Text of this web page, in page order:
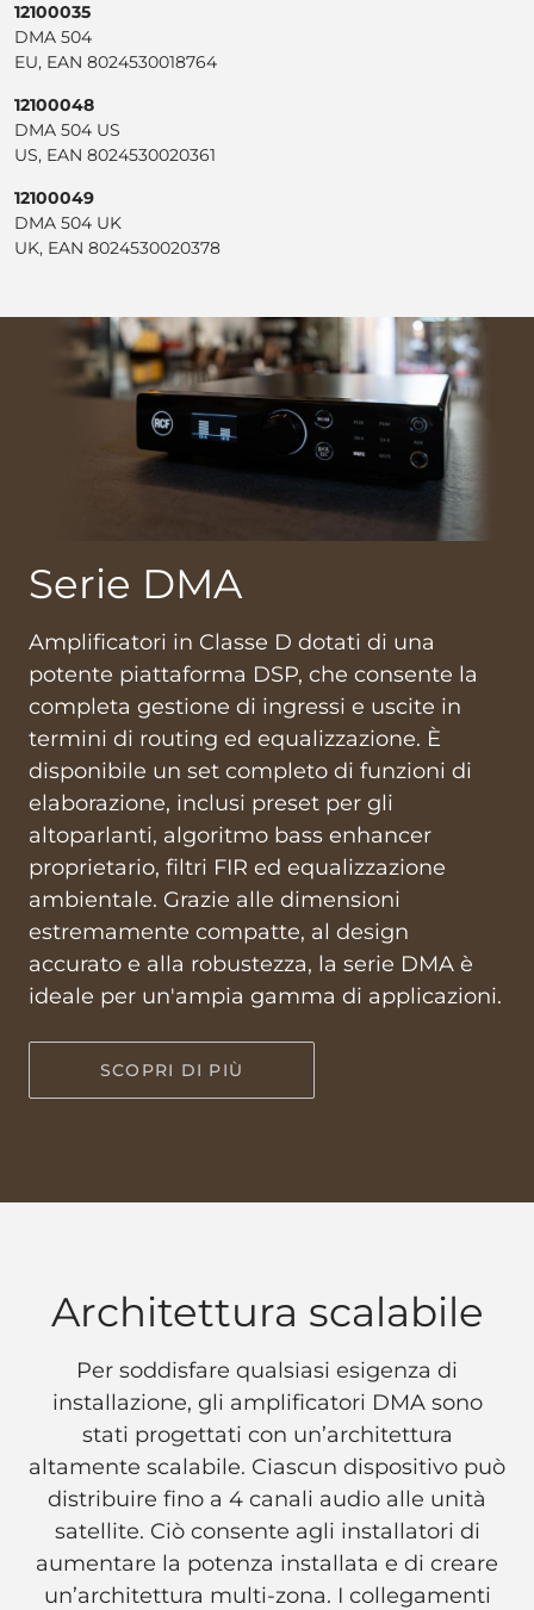
12100035
DMA 504
EU, EAN 8024530018764
12100048
DMA 504 US
US, EAN 8024530020361
12100049
DMA 504 UK
UK, EAN 8024530020378
Serie DMA
Amplificatori in Classe D dotati di una
potente piattaforma DSP, che consente la
completa gestione di ingressi e uscite in
termini di routing ed equalizzazione. È
disponibile un set completo di funzioni di
elaborazione, inclusi preset per gli
altoparlanti, algoritmo bass enhancer
proprietario, filtri FIR ed equalizzazione
ambientale. Grazie alle dimensioni
estremamente compatte, al design
accurato e alla robustezza, la serie DMA è
ideale per un'ampia gamma di applicazioni.
SCOPRI DI PIÙ
Architettura scalabile
Per soddisfare qualsiasi esigenza di
installazione, gli amplificatori DMA sono
stati progettati con un’architettura
altamente scalabile. Ciascun dispositivo può
distribuire fino a 4 canali audio alle unità
satellite. Ciò consente agli installatori di
aumentare la potenza installata e di creare
un’architettura multi-zona. I collegamenti